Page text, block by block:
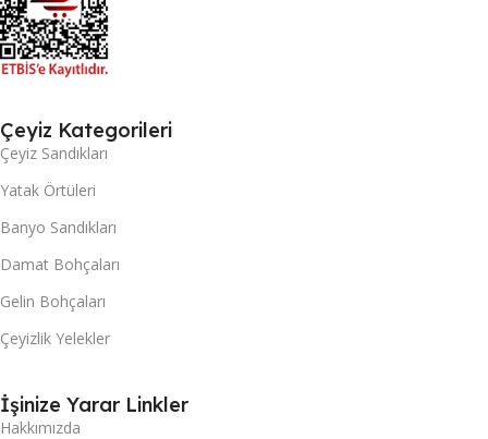
Çeyiz Kategorileri
Çeyiz Sandıkları
Yatak Örtüleri
Banyo Sandıkları
Damat Bohçaları
Gelin Bohçaları
Çeyizlik Yelekler
İşinize Yarar Linkler
Hakkımızda